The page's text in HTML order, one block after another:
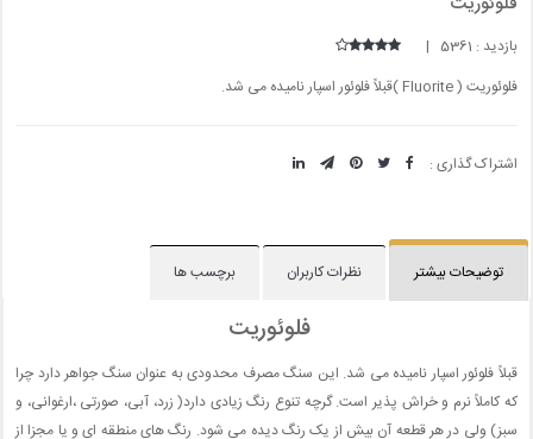
بازدید : 5361 |
فلوئوریت ( Fluorite )قبلاً فلوئور اسپار نامیده می شد.
اشتراک گذاری :
توضیحات بیشتر نظرات کاربران برچسب ها
فلوئوریت
قبلاً فلوئور اسپار نامیده می شد. این سنگ مصرف محدودی به عنوان سنگ جواهر دارد چرا
که کاملاً نرم و خراش پذیر است. گرچه تنوع رنگ زیادی دارد( زرد، آبی، صورتی ،ارغوانی، و
سبز) ولی در هر قطعه آن بیش از یک رنگ دیده می شود. رنگ های منطقه ای و یا مجزا از